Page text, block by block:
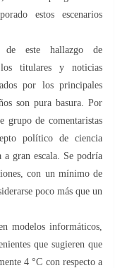
estos escenarios
de este hallazgo de
titulares y noticias
por los principales
son pura basura. Por
grupo de comentaristas
político de ciencia
a gran escala. Se podría
con un mínimo de
poco más que un
modelos informáticos,
que sugieren que
4 °C con respecto a